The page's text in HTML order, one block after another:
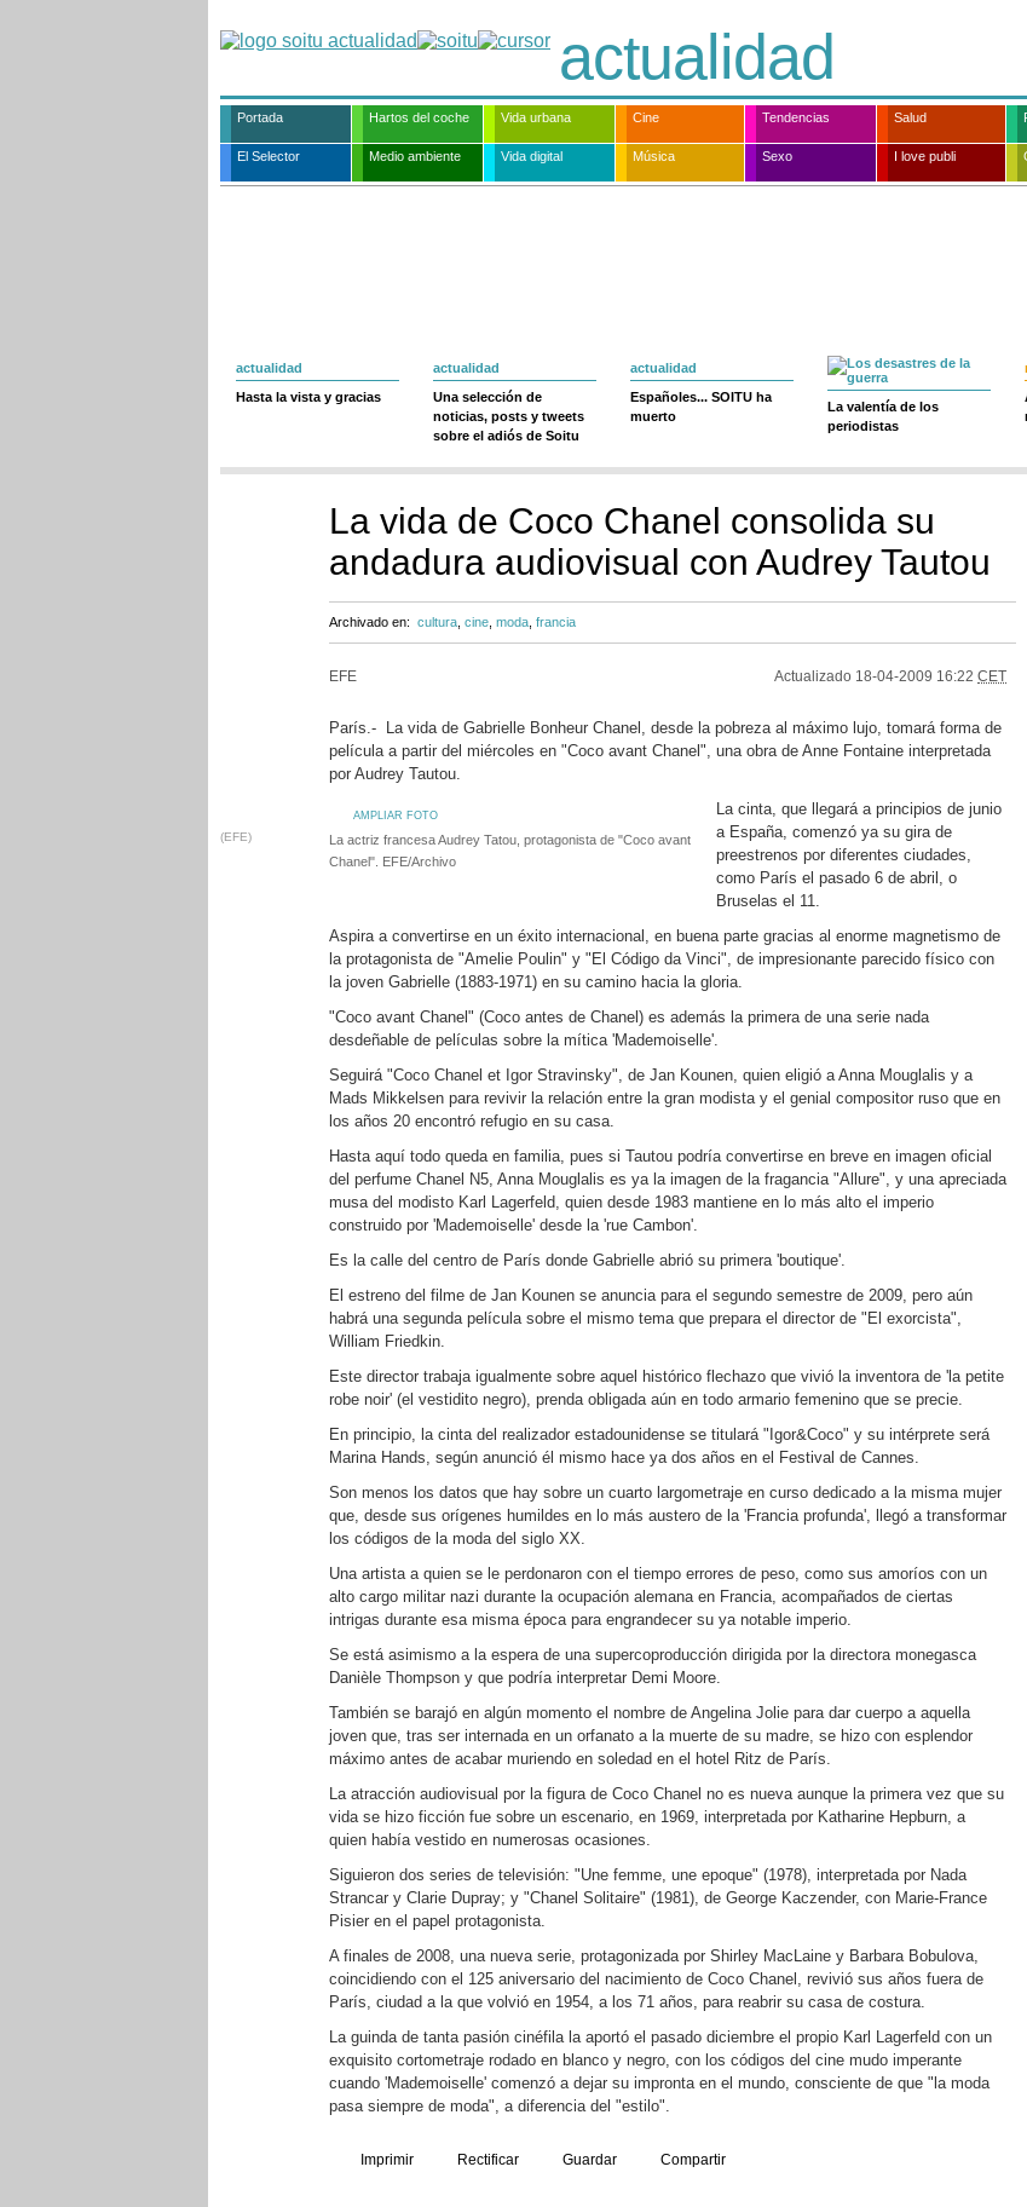
actualidad
Portada Hartos del coche Vida urbana Cine Tendencias Salud
El Selector Medio ambiente Vida digital Música Sexo I love publi
actualidad
Hasta la vista y gracias
actualidad
Una selección de
noticias, posts y tweets
sobre el adiós de Soitu
actualidad
Españoles... SOITU ha
muerto
La valentía de los
periodistas
La vida de Coco Chanel consolida su
andadura audiovisual con Audrey Tautou
Archivado en: cultura cine moda francia
EFE Actualizado 18-04-2009 16:22 CET
París.- La vida de Gabrielle Bonheur Chanel, desde la pobreza al máximo lujo, tomará forma de
película a partir del miércoles en "Coco avant Chanel", una obra de Anne Fontaine interpretada
por Audrey Tautou.
AMPLIAR FOTO
(EFE)
La actriz francesa Audrey Tatou, protagonista de "Coco avant
Chanel". EFE/Archivo
La cinta, que llegará a principios de junio
a España, comenzó ya su gira de
preestrenos por diferentes ciudades,
como París el pasado 6 de abril, o
Bruselas el 11.
Aspira a convertirse en un éxito internacional, en buena parte gracias al enorme magnetismo de
la protagonista de "Amelie Poulin" y "El Código da Vinci", de impresionante parecido físico con
la joven Gabrielle (1883-1971) en su camino hacia la gloria.
"Coco avant Chanel" (Coco antes de Chanel) es además la primera de una serie nada
desdeñable de películas sobre la mítica 'Mademoiselle'.
Seguirá "Coco Chanel et Igor Stravinsky", de Jan Kounen, quien eligió a Anna Mouglalis y a
Mads Mikkelsen para revivir la relación entre la gran modista y el genial compositor ruso que en
los años 20 encontró refugio en su casa.
Hasta aquí todo queda en familia, pues si Tautou podría convertirse en breve en imagen oficial
del perfume Chanel N5, Anna Mouglalis es ya la imagen de la fragancia "Allure", y una apreciada
musa del modisto Karl Lagerfeld, quien desde 1983 mantiene en lo más alto el imperio
construido por 'Mademoiselle' desde la 'rue Cambon'.
Es la calle del centro de París donde Gabrielle abrió su primera 'boutique'.
El estreno del filme de Jan Kounen se anuncia para el segundo semestre de 2009, pero aún
habrá una segunda película sobre el mismo tema que prepara el director de "El exorcista",
William Friedkin.
Este director trabaja igualmente sobre aquel histórico flechazo que vivió la inventora de 'la petite
robe noir' (el vestidito negro), prenda obligada aún en todo armario femenino que se precie.
En principio, la cinta del realizador estadounidense se titulará "Igor&Coco" y su intérprete será
Marina Hands, según anunció él mismo hace ya dos años en el Festival de Cannes.
Son menos los datos que hay sobre un cuarto largometraje en curso dedicado a la misma mujer
que, desde sus orígenes humildes en lo más austero de la 'Francia profunda', llegó a transformar
los códigos de la moda del siglo XX.
Una artista a quien se le perdonaron con el tiempo errores de peso, como sus amoríos con un
alto cargo militar nazi durante la ocupación alemana en Francia, acompañados de ciertas
intrigas durante esa misma época para engrandecer su ya notable imperio.
Se está asimismo a la espera de una supercoproducción dirigida por la directora monegasca
Danièle Thompson y que podría interpretar Demi Moore.
También se barajó en algún momento el nombre de Angelina Jolie para dar cuerpo a aquella
joven que, tras ser internada en un orfanato a la muerte de su madre, se hizo con esplendor
máximo antes de acabar muriendo en soledad en el hotel Ritz de París.
La atracción audiovisual por la figura de Coco Chanel no es nueva aunque la primera vez que su
vida se hizo ficción fue sobre un escenario, en 1969, interpretada por Katharine Hepburn, a
quien había vestido en numerosas ocasiones.
Siguieron dos series de televisión: "Une femme, une epoque" (1978), interpretada por Nada
Strancar y Clarie Dupray; y "Chanel Solitaire" (1981), de George Kaczender, con Marie-France
Pisier en el papel protagonista.
A finales de 2008, una nueva serie, protagonizada por Shirley MacLaine y Barbara Bobulova,
coincidiendo con el 125 aniversario del nacimiento de Coco Chanel, revivió sus años fuera de
París, ciudad a la que volvió en 1954, a los 71 años, para reabrir su casa de costura.
La guinda de tanta pasión cinéfila la aportó el pasado diciembre el propio Karl Lagerfeld con un
exquisito cortometraje rodado en blanco y negro, con los códigos del cine mudo imperante
cuando 'Mademoiselle' comenzó a dejar su impronta en el mundo, consciente de que "la moda
pasa siempre de moda", a diferencia del "estilo".
Imprimir Rectificar Guardar Compartir